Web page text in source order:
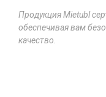
Продукция Mietubl
обеспечивая вам
качество.